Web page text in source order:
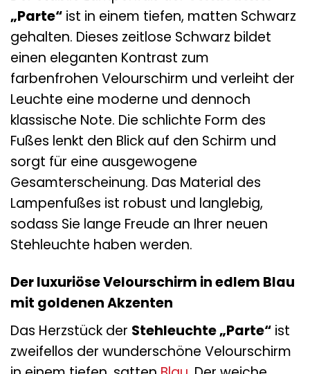
„Parte“ ist in einem tiefen, matten Schwarz
gehalten. Dieses zeitlose Schwarz bildet
einen eleganten Kontrast zum
farbenfrohen Velourschirm und verleiht der
Leuchte eine moderne und dennoch
klassische Note. Die schlichte Form des
Fußes lenkt den Blick auf den Schirm und
sorgt für eine ausgewogene
Gesamterscheinung. Das Material des
Lampenfußes ist robust und langlebig,
sodass Sie lange Freude an Ihrer neuen
Stehleuchte haben werden.
Der luxuriöse Velourschirm in edlem Blau
mit goldenen Akzenten
Das Herzstück der Stehleuchte „Parte“ ist
zweifellos der wunderschöne Velourschirm